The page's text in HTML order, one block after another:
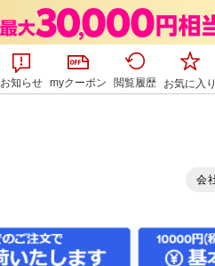
お知らせ myクーポン 閲覧履歴 お気に入り